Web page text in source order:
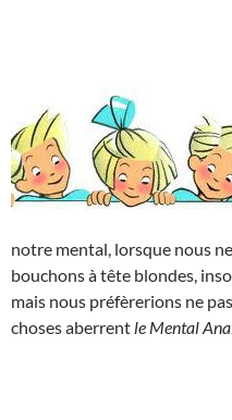
notre mental, lorsque nous
bouchons à tête blondes,
mais nous préfèrerions ne
choses aberrent le Mental